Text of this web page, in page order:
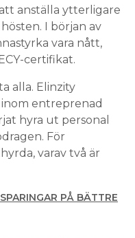
anställa ytterligare
I början av
vara nått,
certifikat.
alla. Elinzity
entreprenad
hyra ut personal
För
varav två är
PÅ BÄTTRE